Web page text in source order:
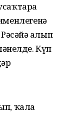
алып
Күп
ҡала